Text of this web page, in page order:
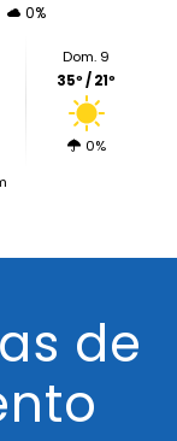
0%
Dom. 9
35º / 21º
0%
de